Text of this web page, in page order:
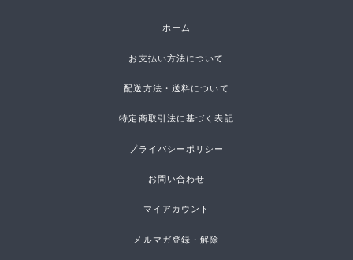
ホーム
お支払い方法について
配送方法・送料について
特定商取引法に基づく表記
プライバシーポリシー
お問い合わせ
マイアカウント
メルマガ登録・解除